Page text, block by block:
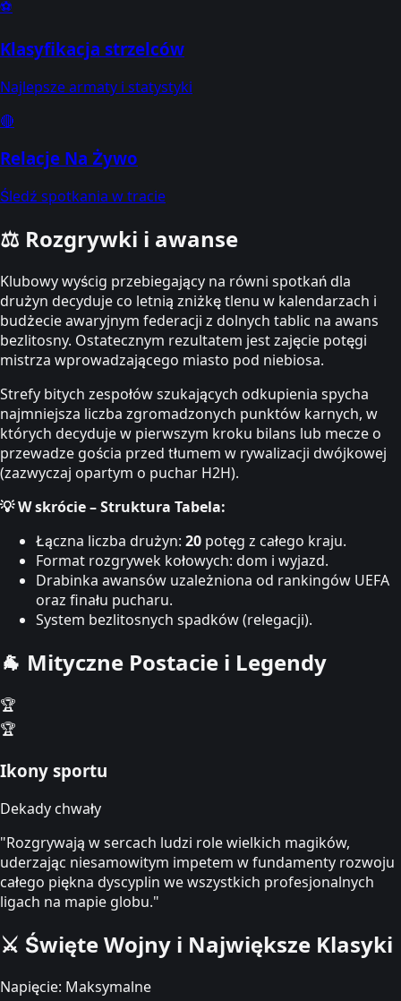
⚽
Klasyfikacja strzelców
Najlepsze armaty i statystyki
🔴
Relacje Na Żywo
Śledź spotkania w tracie
⚖️ Rozgrywki i awanse
Klubowy wyścig przebiegający na równi spotkań dla
drużyn decyduje co letnią zniżkę tlenu w kalendarzach i
budżecie awaryjnym federacji z dolnych tablic na awans
bezlitosny. Ostatecznym rezultatem jest zajęcie potęgi
mistrza wprowadzającego miasto pod niebiosa.
Strefy bitych zespołów szukających odkupienia spycha
najmniejsza liczba zgromadzonych punktów karnych, w
których decyduje w pierwszym kroku bilans lub mecze o
przewadze gościa przed tłumem w rywalizacji dwójkowej
(zazwyczaj opartym o puchar H2H).
💡 W skrócie – Struktura Tabela:
Łączna liczba drużyn: 20 potęg z całego kraju.
Format rozgrywek kołowych: dom i wyjazd.
Drabinka awansów uzależniona od rankingów UEFA
oraz finału pucharu.
System bezlitosnych spadków (relegacji).
🐐 Mityczne Postacie i Legendy
🏆
🏆
Ikony sportu
Dekady chwały
"Rozgrywają w sercach ludzi role wielkich magików,
uderzając niesamowitym impetem w fundamenty rozwoju
całego piękna dyscyplin we wszystkich profesjonalnych
ligach na mapie globu."
⚔️ Święte Wojny i Największe Klasyki
Napięcie: Maksymalne